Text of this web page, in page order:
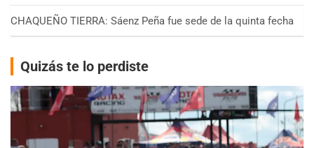
CHAQUEÑO TIERRA: Sáenz Peña fue sede de la quinta fecha
Quizás te lo perdiste